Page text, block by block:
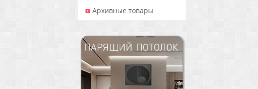
Архивные товары